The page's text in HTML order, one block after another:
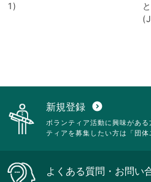
1)
新規登録 expand_circle_down
ボランティア活動に興味があ
ティアを募集したい方は「団体
よくある質問・お問い